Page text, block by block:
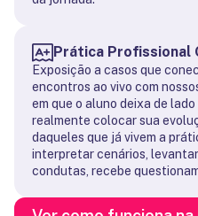
Prática Profissional
Exposição a casos que
encontros ao vivo com
em que o aluno deixa de
realmente colocar sua
daqueles que já vivem a
interpretar cenários,
condutas, recebe